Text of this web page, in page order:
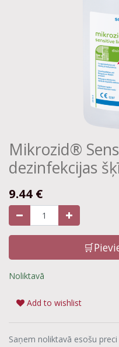
Mikrozid®
dezinfekcijas
9.44 €
Noliktavā
Add to wishlist
Saņem noliktavā esošu